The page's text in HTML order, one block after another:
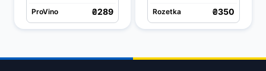
ProVino ₴289 Rozetka ₴350